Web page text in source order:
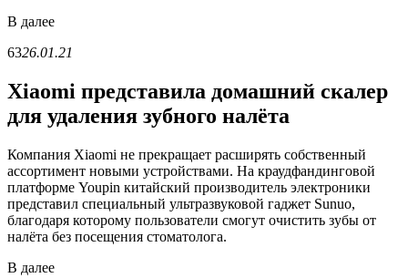
В далее
6326.01.21
Xiaomi представила домашний скалер
для удаления зубного налёта
Компания Xiaomi не прекращает расширять собственный
ассортимент новыми устройствами. На краудфандинговой
платформе Youpin китайский производитель электроники
представил специальный ультразвуковой гаджет Sunuo,
благодаря которому пользователи смогут очистить зубы от
налёта без посещения стоматолога.
В далее